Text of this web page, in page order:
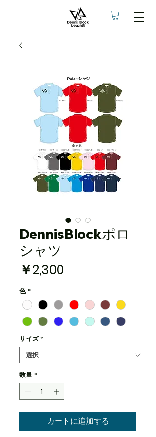
DennisBlockポロ
シャツ
￥2,300
色 *
サイズ *
数量 *
カートに追加する